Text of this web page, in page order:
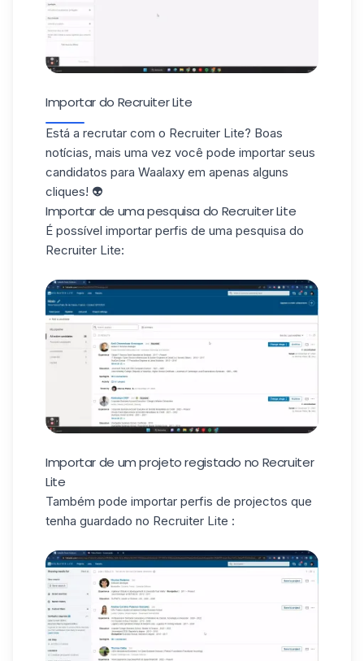
Importar do Recruiter Lite
Está a recrutar com o Recruiter Lite? Boas
notícias, mais uma vez você pode importar seus
candidatos para Waalaxy em apenas alguns
cliques! 👽
Importar de uma pesquisa do Recruiter Lite
É possível importar perfis de uma pesquisa do
Recruiter Lite:
Importar de um projeto registado no Recruiter
Lite
Também pode importar perfis de projectos que
tenha guardado no Recruiter Lite :